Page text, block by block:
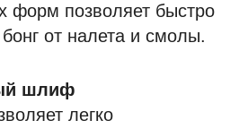
форм позволяет быстро
от налета и смолы.
шлиф
легко